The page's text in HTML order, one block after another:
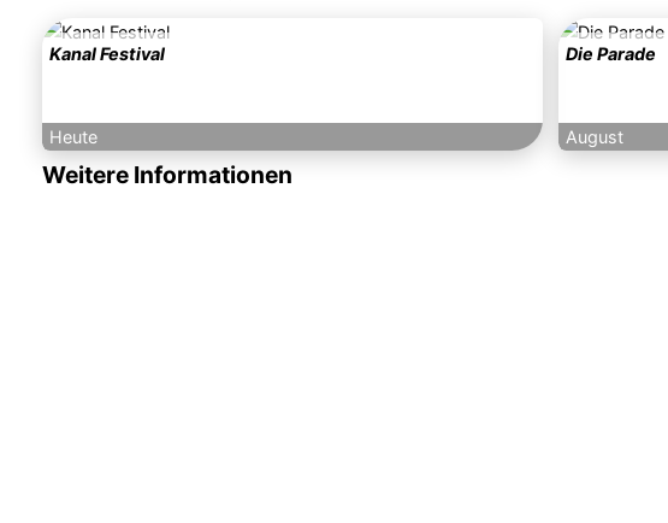
Kanal Festival
Heute
Die Parade
August
Weitere Informationen